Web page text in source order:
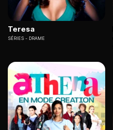
Teresa
SÉRIES DRAME